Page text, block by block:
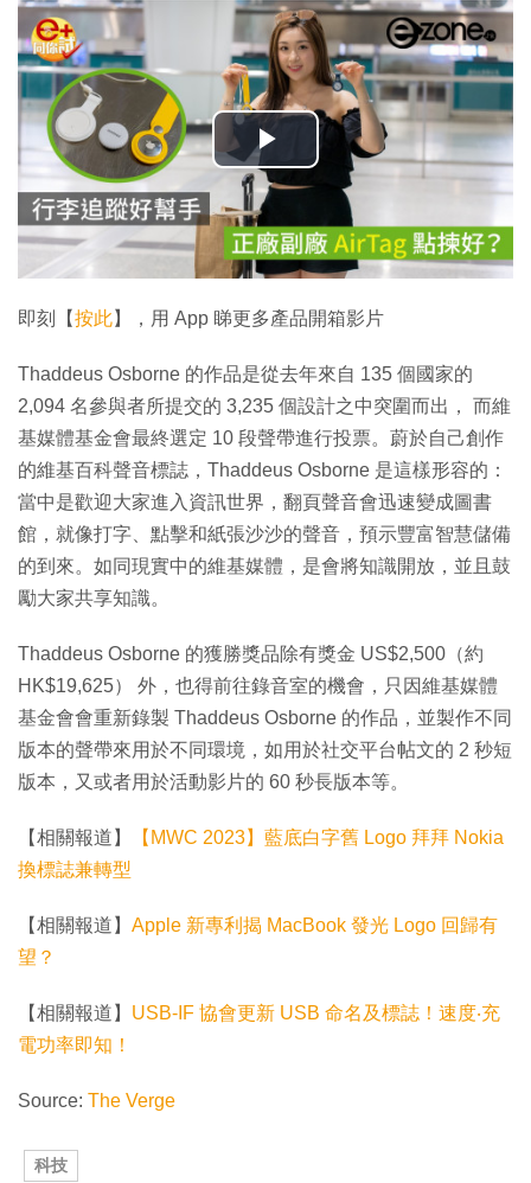
播
放
影
片
即刻【按此】，用 App 睇更多產品開箱影片
Thaddeus Osborne 的作品是從去年來自 135 個國家的
2,094 名參與者所提交的 3,235 個設計之中突圍而出， 而維
基媒體基金會最終選定 10 段聲帶進行投票。蔚於自己創作
的維基百科聲音標誌，Thaddeus Osborne 是這樣形容的：
當中是歡迎大家進入資訊世界，翻頁聲音會迅速變成圖書
館，就像打字、點擊和紙張沙沙的聲音，預示豐富智慧儲備
的到來。如同現實中的維基媒體，是會將知識開放，並且鼓
勵大家共享知識。
Thaddeus Osborne 的獲勝獎品除有獎金 US$2,500（約
HK$19,625） 外，也得前往錄音室的機會，只因維基媒體
基金會會重新錄製 Thaddeus Osborne 的作品，並製作不同
版本的聲帶來用於不同環境，如用於社交平台帖文的 2 秒短
版本，又或者用於活動影片的 60 秒長版本等。
【相關報道】
【MWC 2023】藍底白字舊 Logo 拜拜 Nokia
換標誌兼轉型
【相關報道】 Apple 新專利揭 MacBook 發光 Logo 回歸有
望？
【相關報道】 USB-IF 協會更新 USB 命名及標誌！速度‧充
電功率即知！
Source: The Verge
科技